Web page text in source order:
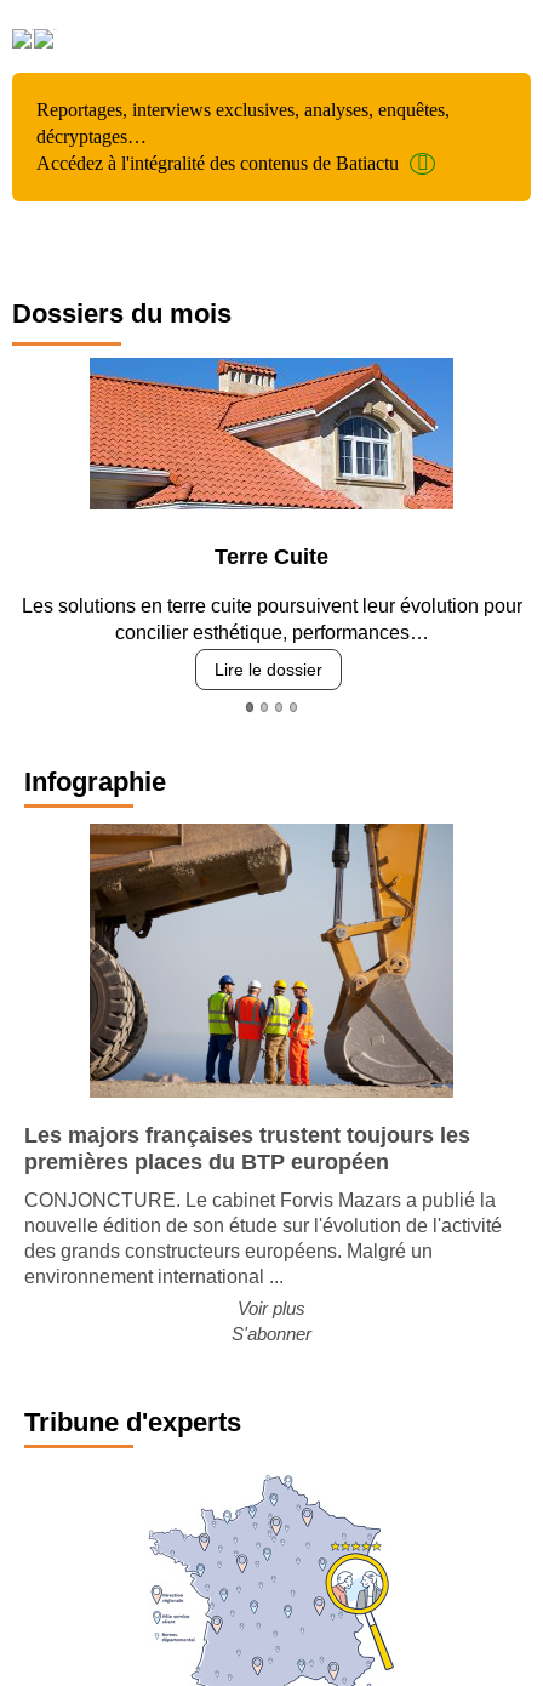
Reportages, interviews exclusives, analyses, enquêtes,
décryptages…
Accédez à l'intégralité des contenus de Batiactu
Dossiers du mois
leur évolution pour
Entre circulation, sécurisation des
Infographie
Les majors françaises trustent toujours les
premières places du BTP européen
CONJONCTURE. Le cabinet Forvis Mazars a publié la
nouvelle édition de son étude sur l'évolution de l'activité
des grands constructeurs européens. Malgré un
environnement international ...
Voir plus
S'abonner
Tribune d'experts